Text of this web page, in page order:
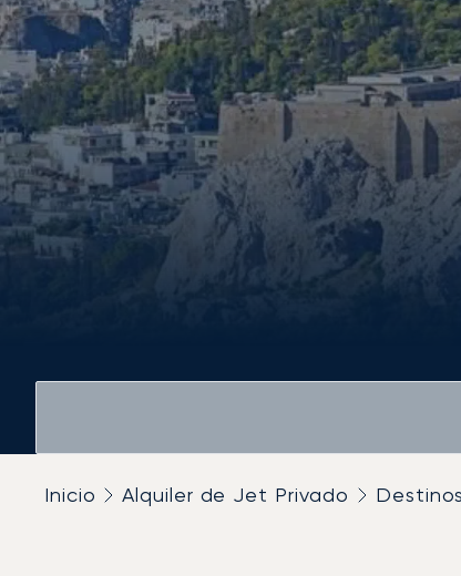
Inicio Alquiler de Jet Privado Destinos